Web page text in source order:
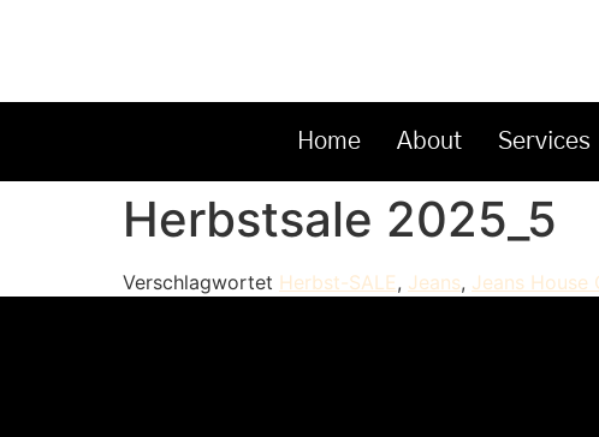
Home About Services
Herbstsale 2025_5
Verschlagwortet Herbst-SALE, Jeans, Jeans House